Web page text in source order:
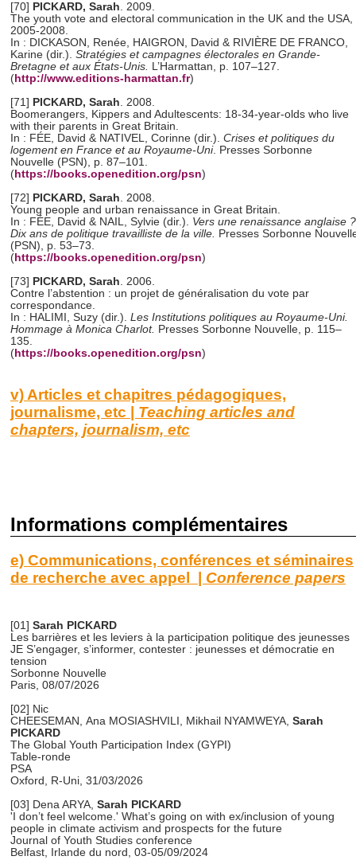
[70] PICKARD, Sarah. 2009.
The youth vote and electoral communication in the UK and the USA,
2005-2008.
In : DICKASON, Renée, HAIGRON, David & RIVIÈRE DE FRANCO,
Karine (dir.). Stratégies et campagnes électorales en Grande-
Bretagne et aux États-Unis. L’Harmattan, p. 107–127.
(http://www.editions-harmattan.fr)
[71] PICKARD, Sarah. 2008.
Boomerangers, Kippers and Adultescents: 18-34-year-olds who live
with their parents in Great Britain.
In : FÉE, David & NATIVEL, Corinne (dir.). Crises et politiques du
logement en France et au Royaume-Uni. Presses Sorbonne
Nouvelle (PSN), p. 87–101.
(https://books.openedition.org/psn)
[72] PICKARD, Sarah. 2008.
Young people and urban renaissance in Great Britain.
In : FÉE, David & NAIL, Sylvie (dir.). Vers une renaissance anglaise ?
Dix ans de politique travailliste de la ville. Presses Sorbonne
(PSN), p. 53–73.
(https://books.openedition.org/psn)
[73] PICKARD, Sarah. 2006.
Contre l’abstention : un projet de généralisation du vote par
correspondance.
In : HALIMI, Suzy (dir.). Les Institutions politiques au Royaume-Uni.
Hommage à Monica Charlot. Presses Sorbonne Nouvelle, p. 115–
135.
(https://books.openedition.org/psn)
v) Articles et chapitres pédagogiques,
journalisme, etc | Teaching articles and
chapters, journalism, etc
Informations complémentaires
e) Communications, conférences et séminaires
de recherche avec appel | Conference papers
[01] Sarah PICKARD
Les barrières et les leviers à la participation politique des jeunesses
JE S’engager, s’informer, contester : jeunesses et démocratie en
tension
Sorbonne Nouvelle
Paris, 08/07/2026
[02] Nic
CHEESEMAN, Ana MOSIASHVILI , Mikhail NYAMWEYA, Sarah
PICKARD
The Global Youth Participation Index (GYPI)
Table-ronde
PSA
Oxford, R-Uni, 31/03/2026
[03] Dena ARYA, Sarah PICKARD
'I don’t feel welcome.' What’s going on with ex/inclusion of young
people in climate activism and prospects for the future
Journal of Youth Studies conference
Belfast, Irlande du nord, 03-05/09/2024